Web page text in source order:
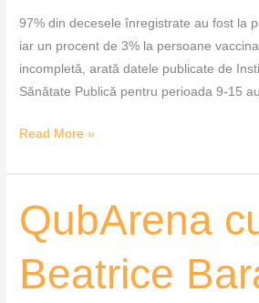
97% din decesele înregistrate au fost la
iar un procent de 3% la persoane
incompletă, arată datele publicate de
Sănătate Publică pentru perioada 9-15
Read More »
QubArena
Beatrice
QubArena
cu
Barac